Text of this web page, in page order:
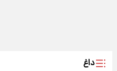
داغ